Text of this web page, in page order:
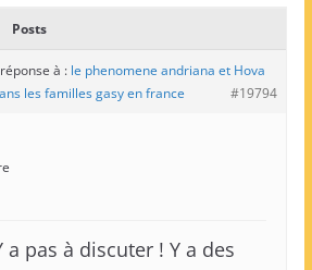
Posts
à : le phenomene andriana et Hova
les familles gasy en france
#19794
pas à discuter ! Y a des